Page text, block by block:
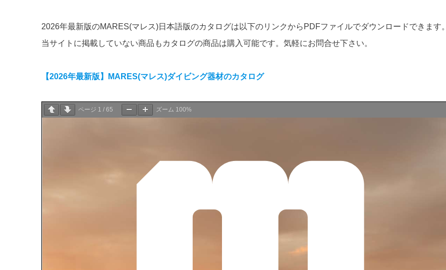
2026年最新版のMARES(マレス)日本語版のカタログは以下のリンクからPDFファイルでダウンロードできます。
当サイトに掲載していない商品もカタログの商品は購入可能です。気軽にお問合せ下さい。
【2026年最新版】MARES(マレス)ダイビング器材のカタログ
ページ 1 / 65 ズーム 100%